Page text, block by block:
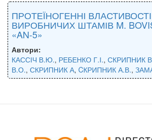
ПРОТЕЇНОГЕННІ ВЛАСТИВОСТІ
ВИРОБНИЧИХ ШТАМІВ M.
«AN-5»
Автори:
КАССІЧ В.Ю., РЕБЕНКО Г.І., СКРИПНИК
В.О., СКРИПНИК А, CКРИПНИК А.В.,